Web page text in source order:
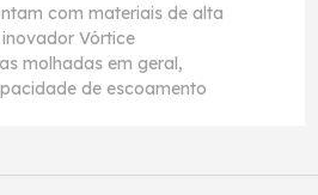
com materiais de alta
Vórtice
molhadas em geral,
de escoamento